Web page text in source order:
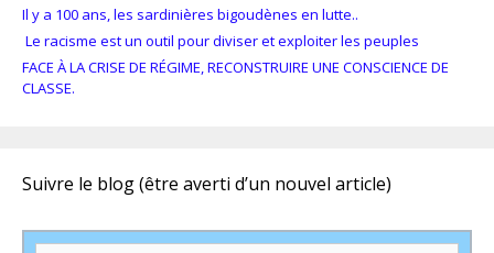
Il y a 100 ans, les sardinières bigoudènes en lutte..
Le racisme est un outil pour diviser et exploiter les peuples
FACE À LA CRISE DE RÉGIME, RECONSTRUIRE UNE CONSCIENCE DE
CLASSE.
Suivre le blog (être averti d’un nouvel article)